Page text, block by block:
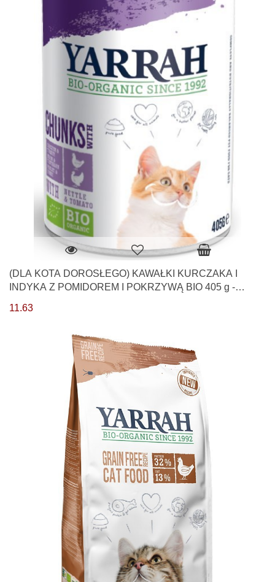
(DLA KOTA DOROSŁEGO) KAWAŁKI KURCZAKA I
INDYKA Z POMIDOREM I POKRZYWĄ BIO 405 g -
11.63